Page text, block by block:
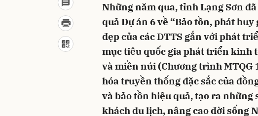
Những năm qua, tỉnh Lạng Sơn
quả Dự án 6 về “Bảo tồn, phát
đẹp của các DTTS gắn với phát
mục tiêu quốc gia phát triển kinh
và miền núi (Chương trình MTQG
hóa truyền thống đặc sắc của
và bảo tồn hiệu quả, tạo ra những
khách du lịch, nâng cao đời sống